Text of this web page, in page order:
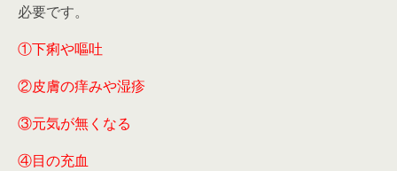
必要です。
①下痢や嘔吐
②皮膚の痒みや湿疹
③元気が無くなる
④目の充血